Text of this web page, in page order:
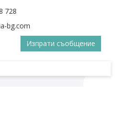
Абонирайте се!
728
Изпрати съобщение